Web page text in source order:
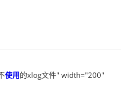
使用的xlog文件" width="200"